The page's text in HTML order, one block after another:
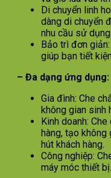
Di chuyển linh
dàng di chuyển
nhu cầu sử dụng.
Bảo trì đơn
giúp bạn tiết
– Đa dạng ứng dụng:
Gia đình: Che
không gian sinh
Kinh doanh:
hàng, tạo không
hút khách hàng.
Công nghiệp:
máy móc thiết bị.